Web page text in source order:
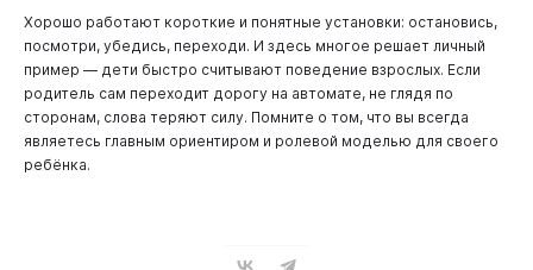
Хорошо работают короткие и понятные установки: остановись,
посмотри, убедись, переходи. И здесь многое решает личный
пример — дети быстро считывают поведение взрослых. Если
родитель сам переходит дорогу на автомате, не глядя по
сторонам, слова теряют силу. Помните о том, что вы всегда
являетесь главным ориентиром и ролевой моделью для своего
ребёнка.